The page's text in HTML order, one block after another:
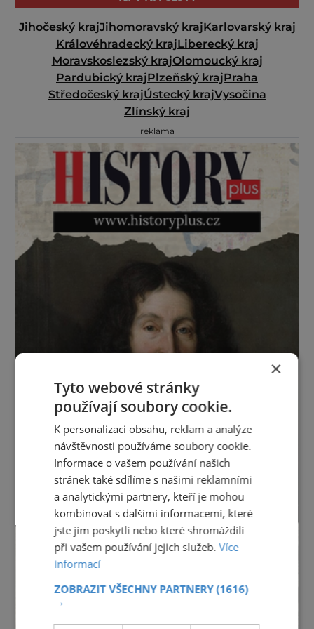
Jihočeský krajJihomoravský krajKarlovarský kraj
Královéhradecký krajLiberecký kraj
Moravskoslezský krajOlomoucký kraj
Pardubický krajPlzeňský krajPraha
Středočeský krajÚstecký krajVysočina
Zlínský kraj
reklama
×
Tyto webové stránky
používají soubory cookie.
K personalizaci obsahu, reklam a analýze
návštěvnosti používáme soubory cookie.
Informace o vašem používání našich
stránek také sdílíme s našimi reklamními
a analytickými partnery, kteří je mohou
kombinovat s dalšími informacemi, které
jste jim poskytli nebo které shromáždili
při vašem používání jejich služeb.Více
informací
ZOBRAZIT VŠECHNY PARTNERY(1616)
→